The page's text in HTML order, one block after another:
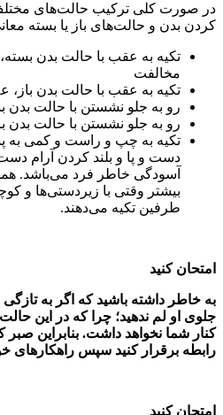
در صورت کلی ترکیب حالت‌های
کردن بدن و حالت‌های باز یا بسته
تکیه به عقب با حالت بدن
مخالفت
تکیه به عقب با حالت بدن باز،
رو به جلو نشستن با حالت بدن
رو به جلو نشستن با حالت بدن
تکیه به چپ و راست و کمی به
دست و پا و بلند کردن آرام
آسودگی خاطر فرد می‌باشد.
بیشتر وقتی با زیردستی‌ها و
طرفین تکیه می‌دهند.
امتحان کنید
به خاطر داشته باشید که اگر به
جلوی او لم ندهید؛ چرا که در این
کنار شما نخواهد داشت. بنابراین صبر
رابطه برقرار کنید سپس راهکارهای
امتحان کنید